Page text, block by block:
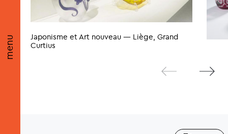
menu
Japonisme et Art nouveau — Liège, Grand
Curtius